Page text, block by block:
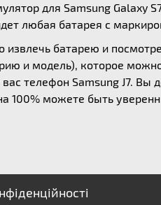
для Samsung Galaxy
любая батарея с
извлечь батарею и
и модель), которое
телефон Samsung J7.
100% можете быть